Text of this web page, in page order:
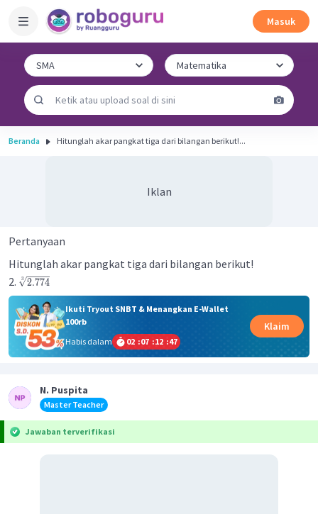
Masuk
Beranda Hitunglah akar pangkat tiga dari bilangan berikut!...
Iklan
Pertanyaan
Hitunglah akar pangkat tiga dari bilangan berikut!
2.
3 2.774
Ikuti Tryout SNBT & Menangkan E-Wallet
100rb
Habis dalam
02 :07 :12 :47
Klaim
N. Puspita
Master Teacher
Jawaban terverifikasi